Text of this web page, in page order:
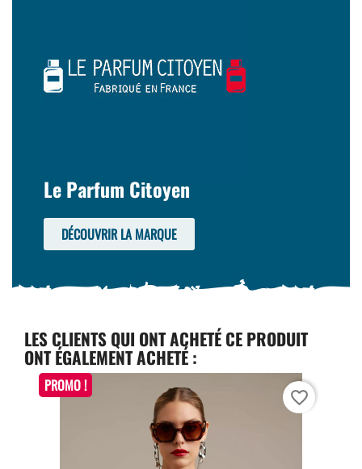
Le Parfum Citoyen
DÉCOUVRIR LA MARQUE
LES CLIENTS QUI ONT ACHETÉ CE PRODUIT
ONT ÉGALEMENT ACHETÉ :
PROMO !
favorite_border